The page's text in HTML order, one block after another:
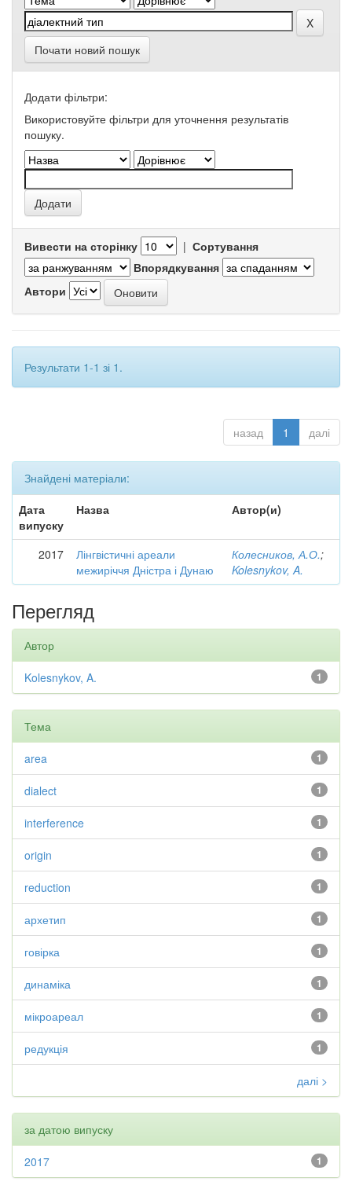
Почати новий пошук
Додати фільтри:
Використовуйте фільтри для уточнення результатів
пошуку.
Вивести на сторінку | Сортування
Впорядкування
Автори
Результати 1-1 зі 1.
назад 1 далі
Знайдені матеріали:
Дата
випуску
Назва Автор(и)
2017
Лінгвістичні ареали
межиріччя Дністра і Дунаю
Колесников, А.О.;
Kolesnykov, A.
Перегляд
Автор
1
Kolesnykov, A.
Тема
1
area
1
dialect
1
interference
1
origin
1
reduction
1
архетип
1
говірка
1
динаміка
1
мікроареал
1
редукція
далі >
за датою випуску
1
2017